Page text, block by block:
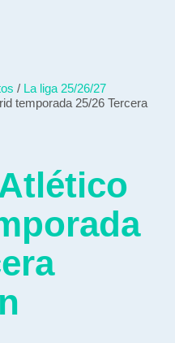
/ La liga 25/26/27
temporada 25/26 Tercera